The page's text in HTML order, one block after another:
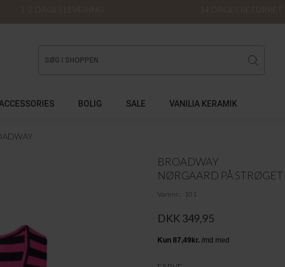
1-2 DAGES LEVERING 14 DAGES RETURRET
ACCESSORIES BOLIG SALE VANILIA KERAMIK
BROADWAY
NØRGAARD PÅ STRØGET
Varenr. 101
DKK 349,95